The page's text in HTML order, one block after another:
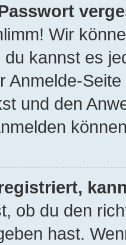
Wir
du kannst es
Anmelde-
und den
ob du den
hast.